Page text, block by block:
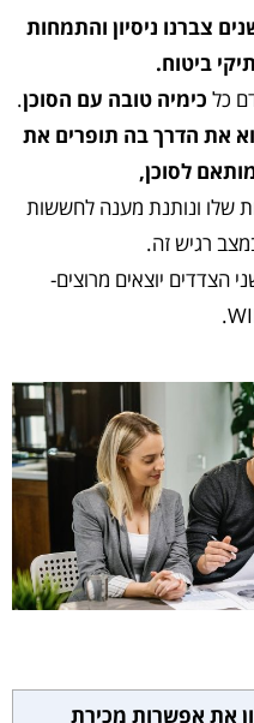
צברנו ניסיון והתמחות
ביטוח.
כל כימיה טובה עם הסוכן.
את הדרך בה תופרים את
לסוכן,
שלו ונותנת מענה לחששות
רגיש זה.
יוצאים מרוצים-
את אפשרות מכירת